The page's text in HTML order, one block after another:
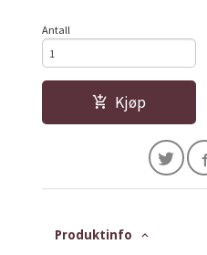
Antall
Kjøp
Produktinfo